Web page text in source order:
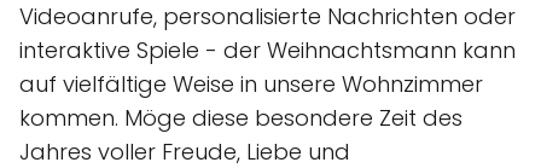
Videoanrufe, personalisierte Nachrichten oder
interaktive Spiele - der Weihnachtsmann kann
auf vielfältige Weise in unsere Wohnzimmer
kommen. Möge diese besondere Zeit des
Jahres voller Freude, Liebe und